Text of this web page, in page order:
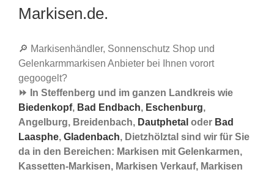
Markisen.de.
🔎 Markisenhändler, Sonnenschutz Shop und
Gelenkarmmarkisen Anbieter bei Ihnen vorort
gegoogelt?
⏩ In Steffenberg und im ganzen Landkreis wie
Biedenkopf, Bad Endbach, Eschenburg,
Angelburg, Breidenbach, Dautphetal oder Bad
Laasphe, Gladenbach, Dietzhölztal sind wir für Sie
da in den Bereichen: Markisen mit Gelenkarmen,
Kassetten-Markisen, Markisen Verkauf, Markisen